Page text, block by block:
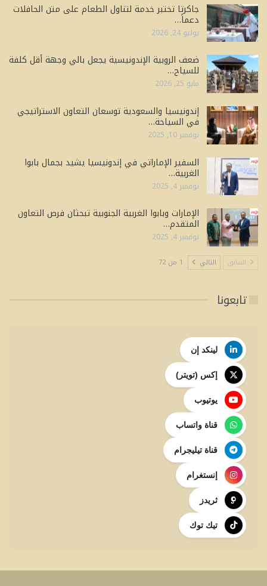
جاكرتا تختبر خدمة لتناول الطعام على متن الحافلات
دعماً…
يوليو 24, 2026
ضعف الروبية الإندونيسية يجعل بالي وجهة أقل كلفة
للسياح…
مايو 25, 2026
إندونيسيا والسعودية توسعان التعاون الاستراتيجي
في السياحة…
نوفمبر 10, 2025
السفير الإماراتي في إندونيسيا يشيد بجمال بابوا
الغربية…
نوفمبر 4, 2025
الإمارات وبابوا الغربية الجنوبية تبحثان فرص التعاون
المتقدم…
نوفمبر 4, 2025
السابق التالي 1 من 72
تابعونا
لينكد إن
إكس (تويتر)
يوتيوب
قناة واتساب
قناة تيليجرام
إنستغرام
ثريدز
تيك توك